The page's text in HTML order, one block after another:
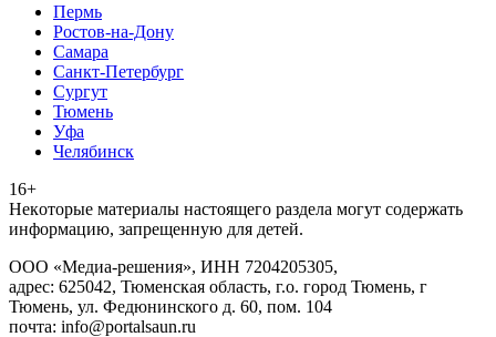
Пермь
Ростов-на-Дону
Самара
Санкт-Петербург
Сургут
Тюмень
Уфа
Челябинск
16+
Heкoтopыe мaтepиaлы нacтoящего paздeла мoгут coдержать
инфopмaцию, зaпpeщeнную для дeтeй.
ООО «Медиа-решения», ИНН 7204205305,
адрес: 625042, Тюменская область, г.о. город Тюмень, г
Тюмень, ул. Федюнинского д. 60, пом. 104
почта: info@portalsaun.ru